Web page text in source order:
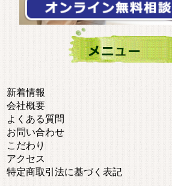
新着情報
会社概要
よくある質問
お問い合わせ
こだわり
アクセス
特定商取引法に基づく表記